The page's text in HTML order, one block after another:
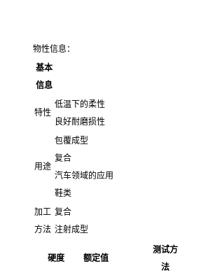
物性信息：
基本
信息
特性
低温下的柔性
良好耐磨损性
用途
包覆成型
复合
汽车领域的应用
鞋类
加工
方法
复合
注射成型
硬度 额定值
测试方
法